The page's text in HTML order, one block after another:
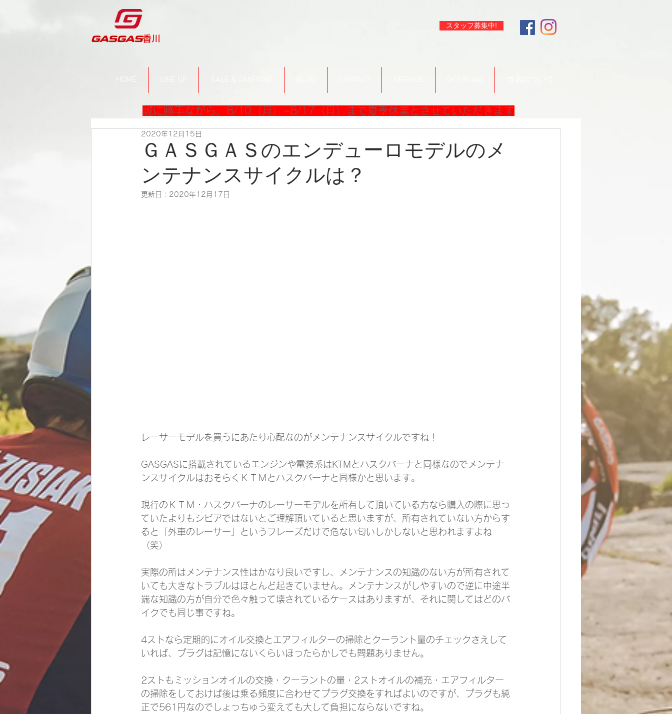
​香川
スタッフ募集中!
誠に勝手ながら、8/10（月）~8/17（月）まで夏季休業とさせていただきます
ＧＡＳＧＡＳのエンデューロモデルのメ
ンテナンスサイクルは？
2020年12月15日
更新日： 2020年12月17日
レーサーモデルを買うにあたり心配なのがメンテナンスサイクルですね！
GASGASに搭載されているエンジンや電装系はKTMとハスクバーナと同様なのでメンテナ
ンスサイクルはおそらくＫＴＭとハスクバーナと同様かと思います。
現行のＫＴＭ・ハスクバーナのレーサーモデルを所有して頂いている方なら購入の際に思っ
ていたよりもシビアではないとご理解頂いていると思いますが、所有されていない方からす
ると「外車のレーサー」というフレーズだけで危ない匂いしかしないと思われますよね
（笑）
実際の所はメンテナンス性はかなり良いですし、メンテナンスの知識のない方が所有されて
いても大きなトラブルはほとんど起きていません。メンテナンスがしやすいので逆に中途半
端な知識の方が自分で色々触って壊されているケースはありますが、それに関してはどのバ
イクでも同じ事ですね。
4ストなら定期的にオイル交換とエアフィルターの掃除とクーラント量のチェックさえして
いれば、プラグは記憶にないくらいほったらかしでも問題ありません。
2ストもミッションオイルの交換・クーラントの量・2ストオイルの補充・エアフィルター
の掃除をしておけば後は乗る頻度に合わせてプラグ交換をすればよいのですが、プラグも純
正で561円なのでしょっちゅう変えても大して負担にならないですね。